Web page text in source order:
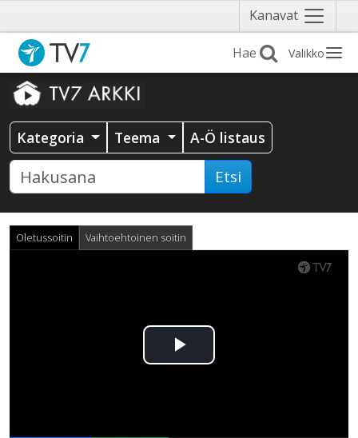
Kanavat Näytä
valikko
Valikko
Kategoria Teema A-Ö listaus
Etsi
Oletussoitin Vaihtoehtoinen soitin
Toista